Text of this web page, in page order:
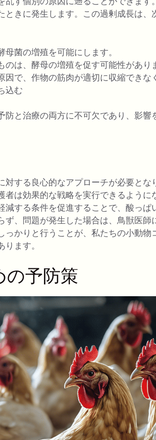
きに発生します。この過剰成長は、
菌の増殖を可能にします。
は、酵母の増殖を促す可能性があり
因で、作物の筋肉が適切に収縮できな
込む
と治療の両方に不可欠であり、影響
する良心的なアプローチが必要とな
は効果的な戦略を実行できるように
する条件を促進することで、酸っぱ
、問題が発生した場合は、鳥獣医師
かりと行うことが、私たちの小動物
ます。
の予防策